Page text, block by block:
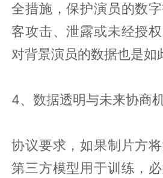
全措施，保护演员的数
客攻击、泄露或未经授
对背景演员的数据也是如
4、数据透明与未来协商
协议要求，如果制片方
第三方模型用于训练，